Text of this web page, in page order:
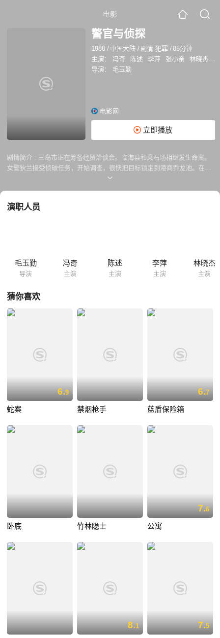
电影
警官与侦探
1988 / 中国大陆 /剧情 犯罪 /85分钟
主演：
冯奇 陈述 李萍 张小亲 林晓杰
导演：
毛玉勤
电影网
立即播放
剧情简介 : 三岛市正在筹备经贸洽谈会。临海县和采石场相继发生命案。
女警狄兰接受侦破任务，开始调查，很快把目标锁定到港商乔龙池。在山
岛宾馆，当过刑警的乔龙池发现了打过交到的衣奇芳、莫泰斗。为洗刷不
演职人员
毛玉勤
导演
冯奇
主演
陈述
主演
李萍
主演
林晓杰
主演
猜你喜欢
6.9
蛇案 禁烟枪手
6.7
蓝盾保险箱
卧底 竹林隐士
7.6
公寓
8.1 7.5